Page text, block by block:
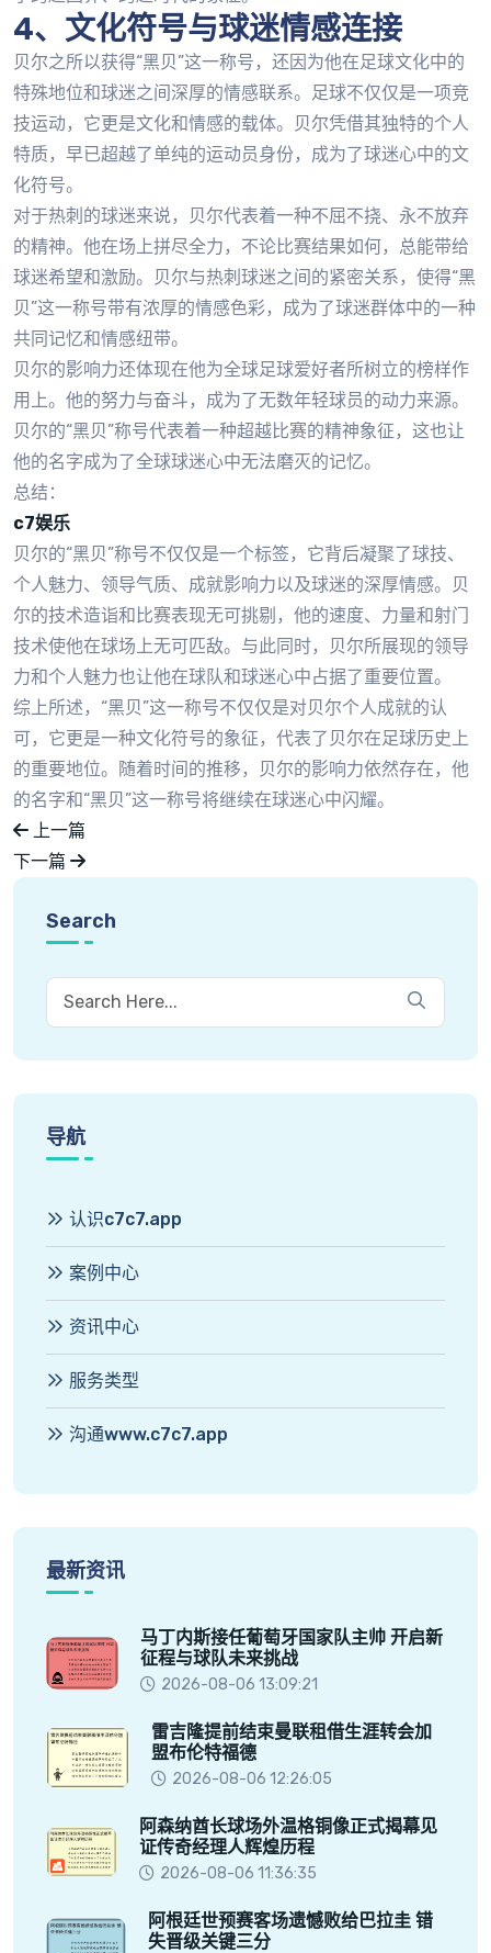
4、文化符号与球迷情感连接
贝尔之所以获得“黑贝”这一称号，还因为他在足球文化中的
特殊地位和球迷之间深厚的情感联系。足球不仅仅是一项竞
技运动，它更是文化和情感的载体。贝尔凭借其独特的个人
特质，早已超越了单纯的运动员身份，成为了球迷心中的文
化符号。
对于热刺的球迷来说，贝尔代表着一种不屈不挠、永不放弃
的精神。他在场上拼尽全力，不论比赛结果如何，总能带给
球迷希望和激励。贝尔与热刺球迷之间的紧密关系，使得“黑
贝”这一称号带有浓厚的情感色彩，成为了球迷群体中的一种
共同记忆和情感纽带。
贝尔的影响力还体现在他为全球足球爱好者所树立的榜样作
用上。他的努力与奋斗，成为了无数年轻球员的动力来源。
贝尔的“黑贝”称号代表着一种超越比赛的精神象征，这也让
他的名字成为了全球球迷心中无法磨灭的记忆。
总结：
c7娱乐
贝尔的“黑贝”称号不仅仅是一个标签，它背后凝聚了球技、
个人魅力、领导气质、成就影响力以及球迷的深厚情感。贝
尔的技术造诣和比赛表现无可挑剔，他的速度、力量和射门
技术使他在球场上无可匹敌。与此同时，贝尔所展现的领导
力和个人魅力也让他在球队和球迷心中占据了重要位置。
综上所述，“黑贝”这一称号不仅仅是对贝尔个人成就的认
可，它更是一种文化符号的象征，代表了贝尔在足球历史上
的重要地位。随着时间的推移，贝尔的影响力依然存在，他
的名字和“黑贝”这一称号将继续在球迷心中闪耀。
上一篇
下一篇
Search
导航
认识c7c7.app
案例中心
资讯中心
服务类型
沟通www.c7c7.app
最新资讯
马丁内斯接任葡萄牙国家队主帅 开启新
征程与球队未来挑战
2026-08-06 13:09:21
雷吉隆提前结束曼联租借生涯转会加
盟布伦特福德
2026-08-06 12:26:05
阿森纳酋长球场外温格铜像正式揭幕见
证传奇经理人辉煌历程
2026-08-06 11:36:35
阿根廷世预赛客场遗憾败给巴拉圭 错
失晋级关键三分